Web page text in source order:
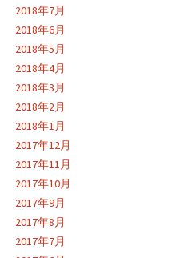
2018年7月
2018年6月
2018年5月
2018年4月
2018年3月
2018年2月
2018年1月
2017年12月
2017年11月
2017年10月
2017年9月
2017年8月
2017年7月